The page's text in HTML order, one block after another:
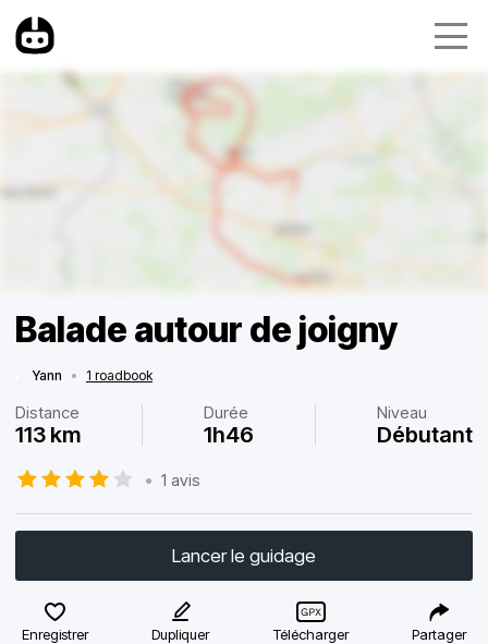
Balade autour de joigny
Yann • 1 roadbook
Distance
113 km
Durée
1h46
Niveau
Débutant
• 1 avis
Lancer le guidage
Enregistrer Dupliquer Télécharger Partager